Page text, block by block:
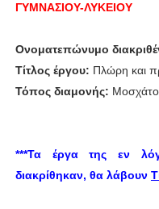
ΓΥΜΝΑΣΙΟΥ-ΛΥΚΕΙΟΥ
Ονοματεπώνυμο
Τίτλος έργου: Πλώρη και
Τόπος διαμονής:
***Τα έργα της εν
διακρίθηκαν, θα λάβουν